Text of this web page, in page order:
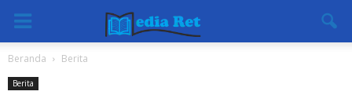
Beranda Berita
Berita